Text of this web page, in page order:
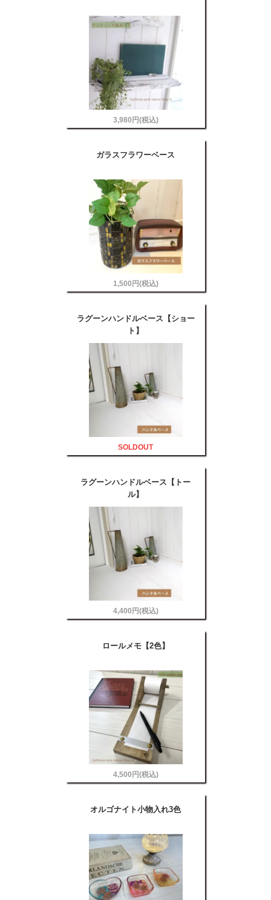
3,980円(税込)
ガラスフラワーベース
1,500円(税込)
ラグーンハンドルベース【ショー
ト】
SOLDOUT
ラグーンハンドルベース【トー
ル】
4,400円(税込)
ロールメモ【2色】
4,500円(税込)
オルゴナイト小物入れ3色